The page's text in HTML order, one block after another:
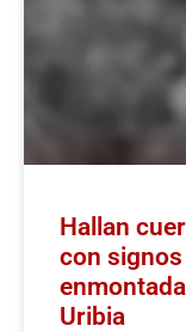
Hallan
con
Uribia